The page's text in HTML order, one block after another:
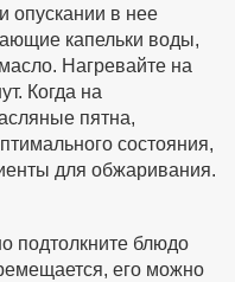
опускании в нее
капельки воды,
Нагревайте на
Когда на
пятна,
состояния,
для обжаривания.
подтолкните блюдо
его можно